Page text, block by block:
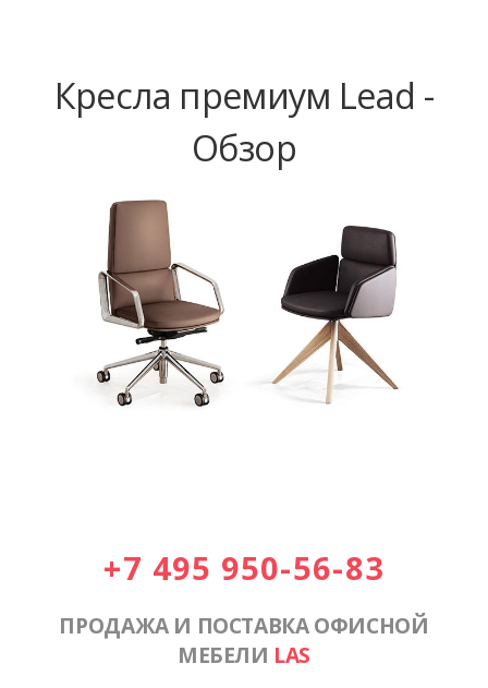
Кресла премиум Lead -
Обзор
+7 495 950-56-83
ПРОДАЖА И ПОСТАВКА ОФИСНОЙ
МЕБЕЛИ LAS